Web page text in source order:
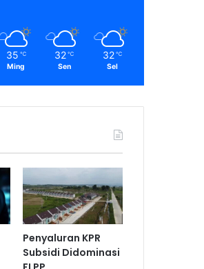
35 ℃
Ming
32 ℃
Sen
32 ℃
Sel
Penyaluran KPR
Subsidi Didominasi